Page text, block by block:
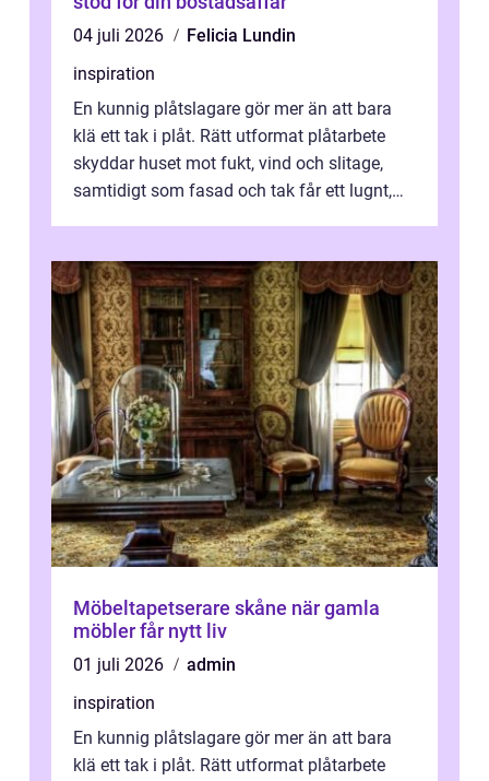
04 juli 2026
Felicia Lundin
inspiration
En kunnig plåtslagare gör mer än att bara
klä ett tak i plåt. Rätt utformat plåtarbete
skyddar huset mot fukt, vind och slitage,
samtidigt som fasad och tak får ett lugnt,
Möbeltapetserare skåne när gamla
möbler får nytt liv
01 juli 2026
admin
inspiration
En kunnig plåtslagare gör mer än att bara
klä ett tak i plåt. Rätt utformat plåtarbete